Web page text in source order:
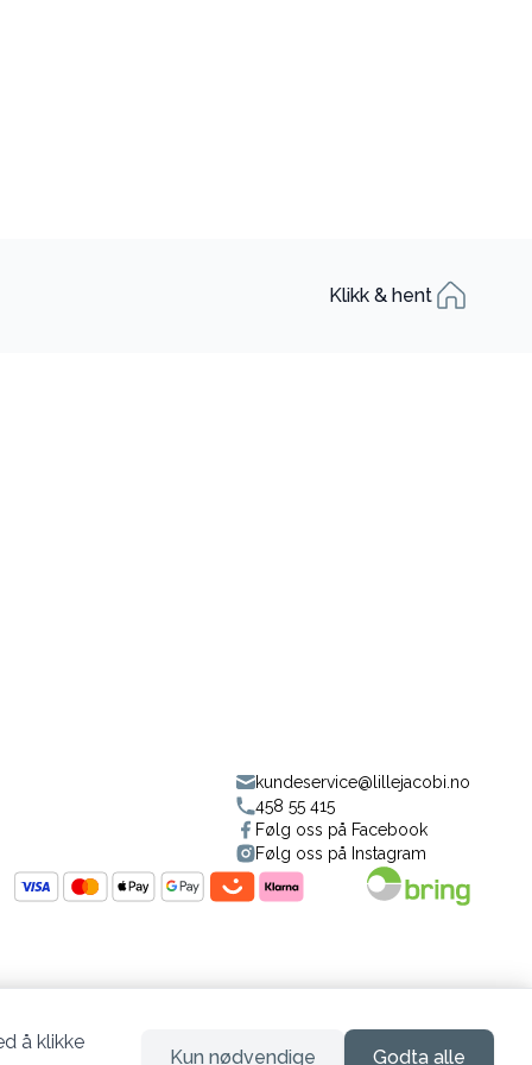
Klikk & hent
kundeservice@lillejacobi.no
458 55 415
Følg oss på Facebook
Følg oss på Instagram
å klikke
Kun nødvendige Godta alle